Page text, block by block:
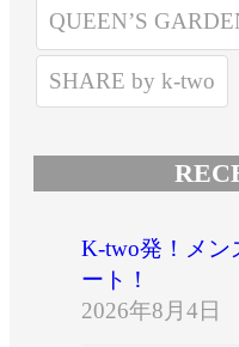
QUEEN’S
SHARE by k-two
K-two発！メン
ート！
2026年8月4日